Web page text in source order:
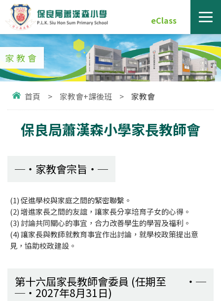
eClass
家教會
首頁 > 家教會+課後班 > 家教會
保良局蕭漢森小學家長教師會
家教會宗旨
(1) 促進學校與家庭之間的緊密聯繫。
(2) 增進家長之間的友誼，讓家長分享培育子女的心得。
(3) 討論共同關心的事宜，合力改善學生的學習及福利。
(4) 讓家長與教師就教育事宜作出討論，就學校政策提出意
見，協助校政建設。
第十六屆家長教師會委員 (任期至
2027年8月31日)